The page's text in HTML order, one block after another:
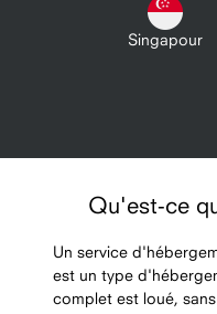
Singapour
Qu'est-ce
Un service
est un type
complet est loué,